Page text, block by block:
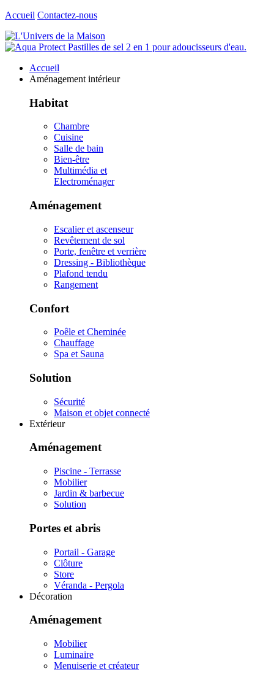
Accueil Contactez-nous
Accueil
Aménagement intérieur
Habitat
Chambre
Cuisine
Salle de bain
Bien-être
Multimédia et
Electroménager
Aménagement
Escalier et ascenseur
Revêtement de sol
Porte, fenêtre et verrière
Dressing - Bibliothèque
Plafond tendu
Rangement
Confort
Poêle et Cheminée
Chauffage
Spa et Sauna
Solution
Sécurité
Maison et objet connecté
Extérieur
Aménagement
Piscine - Terrasse
Mobilier
Jardin & barbecue
Solution
Portes et abris
Portail - Garage
Clôture
Store
Véranda - Pergola
Décoration
Aménagement
Mobilier
Luminaire
Menuiserie et créateur